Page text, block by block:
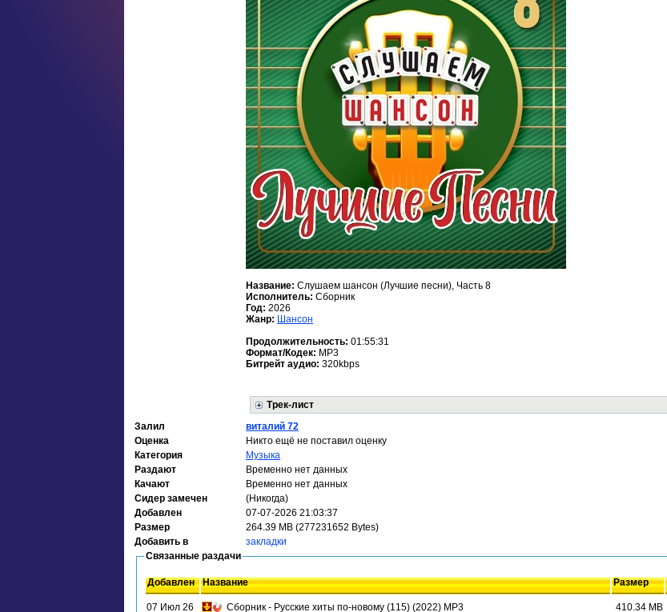
Название: Слушаем шансон (Лучшие песни), Часть 8
Исполнитель: Сборник
Год: 2026
Жанр: Шансон
Продолжительность: 01:55:31
Формат/Кодек: MP3
Битрейт аудио: 320kbps
Трек-лист
Залил
виталий 72
Оценка
Никто ещё не поставил оценку
Категория
Музыка
Раздают
Временно нет данных
Качают
Временно нет данных
Сидер замечен
(Никогда)
Добавлен
07-07-2026 21:03:37
Размер
264.39 MB (277231652 Bytes)
Добавить в
закладки
Связанные раздачи
Добавлен Название Размер
07 Июл 26 Сборник - Русские хиты по-новому (115) (2022) MP3 410.34 MB